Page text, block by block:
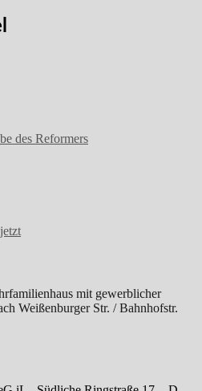
des Reformers
mit gewerblicher
Weißenburger Str. / Bahnhofstr.